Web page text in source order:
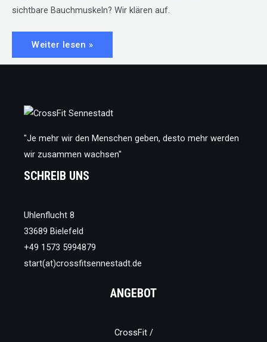
sichtbare Bauchmuskeln? Wir klären auf.
#06:
es
haben
Weiter lesen »
"Je mehr wir den Menschen geben, desto mehr werden
wir zusammen wachsen"
SCHREIB UNS
Uhlenflucht 8
33689 Bielefeld
+49 1573 5994879
start(at)crossfitsennestadt.de
ANGEBOT
CrossFit /